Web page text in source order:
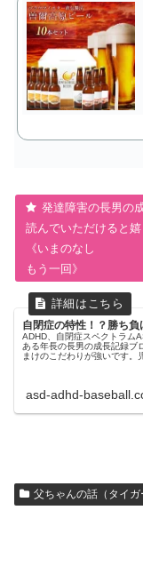
発達障害の長男の
読んでいただけると嬉
《いまのなし
もう一回》
自閉症の特性！？勝ち
ADHD、自閉症スペクトラム
ある年長の長男の成長記録ブ
まけのこだわりが強いです。
asd-adhd-
父ちゃんの話（タイガ